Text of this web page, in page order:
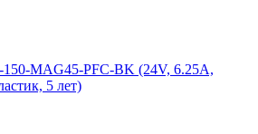
MAG45-PFC-BK (24V, 6.25A,
5 лет)